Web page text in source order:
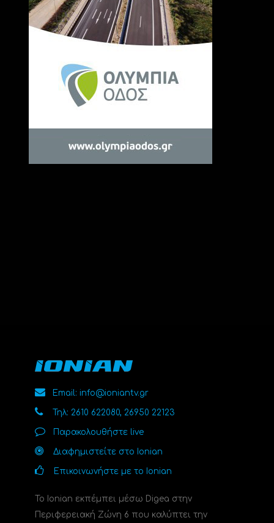
Email: info@ioniantv.gr
Τηλ: 2610 622080, 26950 22123
Παρακολουθήστε live
Διαφημιστείτε στο Ionian
Επικοινωνήστε με το Ionian
Το Ionian εκπέμπει μέσω Digea στην
Περιφερειακή Ζώνη 6 που καλύπτει την